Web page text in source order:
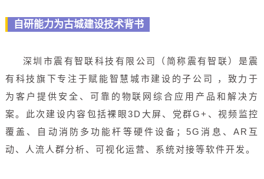
自研能力为古城建设技术背书
深圳市震有智联科技有限公司（简称震有智联）是震
有科技旗下专注于赋能智慧城市建设的子公司 ，致力于
为客户提供安全、可靠的物联网综合应用产品和解决方
案。此次建设内容包括裸眼3D大屏、党群G+、视频监控
覆盖、自动消防多功能杆等硬件设备；5G消息、AR互
动、人流人群分析、可视化运营、系统对接等软件开发。